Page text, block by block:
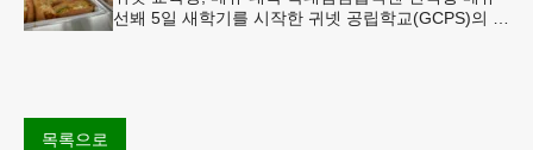
선봬 5일 새학기를 시작한 귀넷 공립학교(GCPS)의 급
목록으로